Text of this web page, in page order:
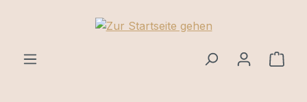
Zum Hauptinhalt springen